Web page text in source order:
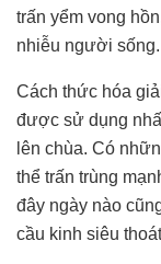
trấn yểm vong
nhiễu người sống.
Cách thức hóa
được sử dụng
lên chùa. Có
thể trấn trùng
đây ngày nào
cầu kinh siêu